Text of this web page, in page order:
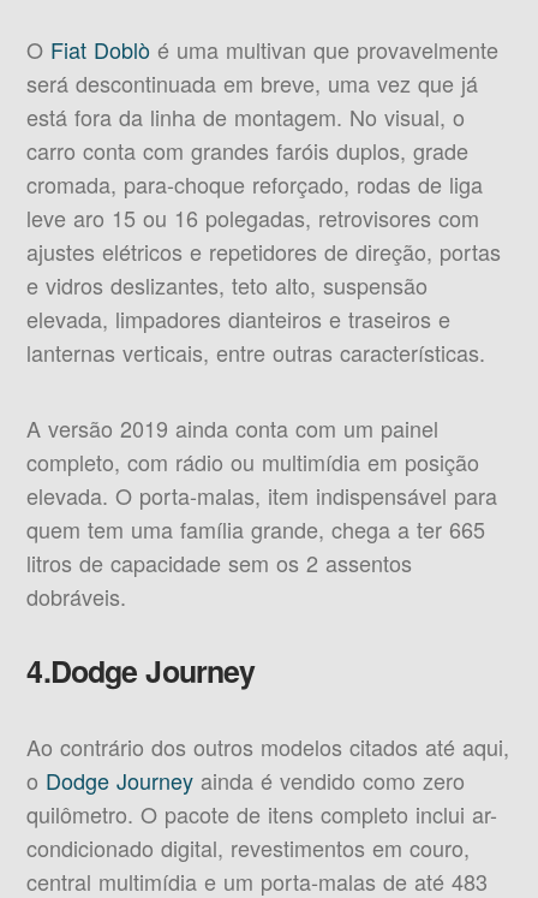
O Fiat Doblò é uma multivan que provavelmente
será descontinuada em breve, uma vez que já
está fora da linha de montagem. No visual, o
carro conta com grandes faróis duplos, grade
cromada, para-choque reforçado, rodas de liga
leve aro 15 ou 16 polegadas, retrovisores com
ajustes elétricos e repetidores de direção, portas
e vidros deslizantes, teto alto, suspensão
elevada, limpadores dianteiros e traseiros e
lanternas verticais, entre outras características.
A versão 2019 ainda conta com um painel
completo, com rádio ou multimídia em posição
elevada. O porta-malas, item indispensável para
quem tem uma família grande, chega a ter 665
litros de capacidade sem os 2 assentos
dobráveis.
4.Dodge Journey
Ao contrário dos outros modelos citados até aqui,
o Dodge Journey ainda é vendido como zero
quilômetro. O pacote de itens completo inclui ar-
condicionado digital, revestimentos em couro,
central multimídia e um porta-malas de até 483